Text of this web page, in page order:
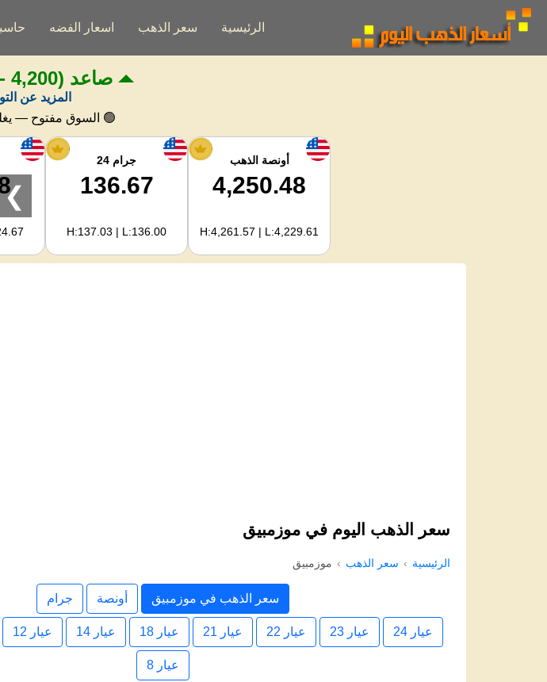
الرئيسية سعر الذهب اسعار الفضه
صاعد (4,200 - 4,350 USD)
المزيد عن
🟢 السوق مفتوح —
أونصة الذهب
4,250.48
H:4,261.57 | L:4,229.61
جرام 24
136.67
H:137.03 | L:136.00
❯
سعر الذهب اليوم في موزمبيق
الرئيسية سعر الذهب موزمبيق
سعر الذهب في موزمبيق أونصة جرام
عيار 24 عيار 23 عيار 22 عيار 21 عيار 18 عيار 14 عيار 12
عيار 8